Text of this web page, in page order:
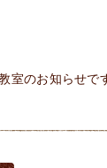
室のお知らせで